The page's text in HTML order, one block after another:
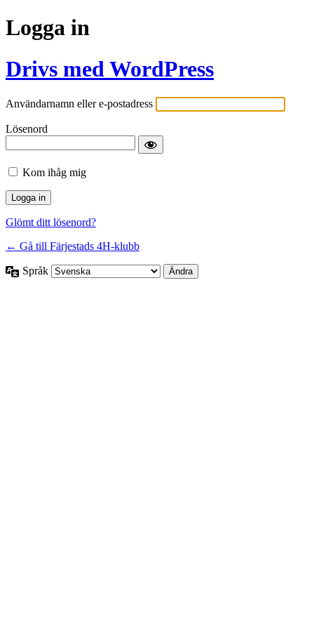
Logga in
Drivs med WordPress
Användarnamn eller e-postadress
Lösenord
Kom ihåg mig
Glömt ditt lösenord?
← Gå till Färjestads 4H-klubb
Språk